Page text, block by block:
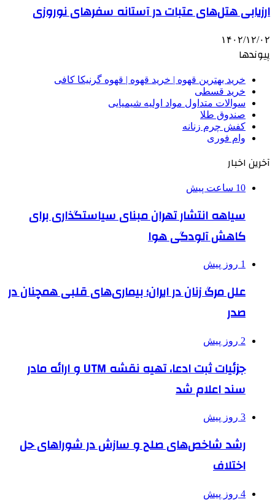
ارزیابی هتل‌های عتبات در آستانه سفرهای نوروزی
۱۴۰۲/۱۲/۰۲
پیوندها
خرید بهترین قهوه | خرید قهوه | قهوه گرنیکا کافی
خرید قسطی
سوالات متداول مواد اولیه شیمیایی
صندوق طلا
کفش چرم زنانه
وام فوری
آخرین اخبار
10 ساعت پیش
سیاهه انتشار تهران مبنای سیاستگذاری برای
کاهش آلودگی هوا
1 روز پیش
علل مرگ زنان در ایران؛ بیماری‌های قلبی همچنان در
صدر
2 روز پیش
جزئیات ثبت ادعا، تهیه نقشه UTM و ارائه مادر
سند اعلام شد
3 روز پیش
رشد شاخص‌های صلح و سازش در شوراهای حل
اختلاف
4 روز پیش